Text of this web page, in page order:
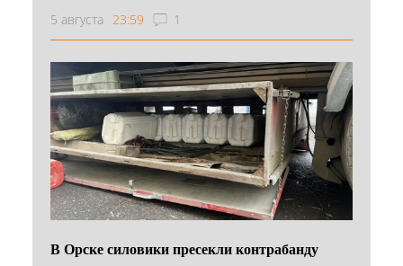
5 августа 23:59 1
В Орске силовики пресекли контрабанду